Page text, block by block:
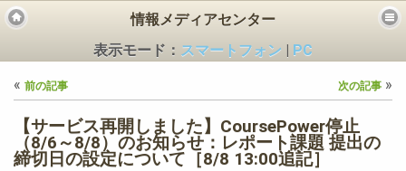
情報メディアセンター
表示モード： スマートフォン
PC
« 前の記事 次の記事 »
【サービス再開しました】CoursePower停止
（8/6～8/8）のお知らせ：レポート課題 提出の
締切日の設定について［8/8 13:00追記］